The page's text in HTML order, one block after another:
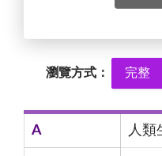
瀏覽方式： 完整
A 人類